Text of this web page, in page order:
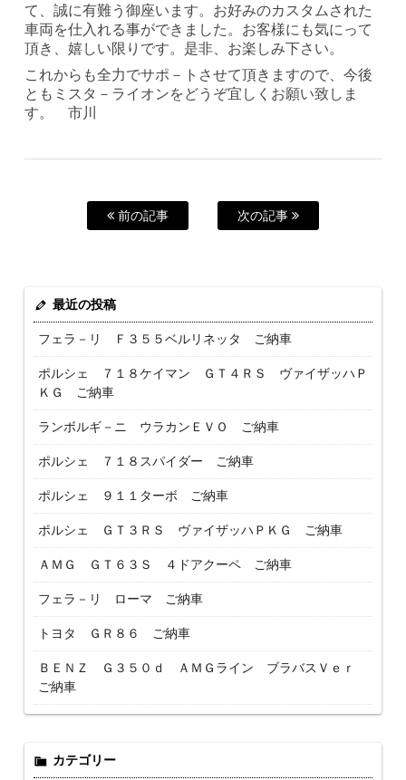
て、誠に有難う御座います。お好みのカスタムされた
車両を仕入れる事ができました。お客様にも気にって
頂き、嬉しい限りです。是非、お楽しみ下さい。
これからも全力でサポ－トさせて頂きますので、今後
ともミスタ－ライオンをどうぞ宜しくお願い致しま
す。 市川
前の記事 次の記事
最近の投稿
フェラ－リ Ｆ３５５ベルリネッタ ご納車
ポルシェ ７１８ケイマン ＧＴ４ＲＳ ヴァイザッハＰ
ＫＧ ご納車
ランボルギ－ニ ウラカンＥＶＯ ご納車
ポルシェ ７１８スパイダー ご納車
ポルシェ ９１１ターボ ご納車
ポルシェ ＧＴ３ＲＳ ヴァイザッハＰＫＧ ご納車
ＡＭＧ ＧＴ６３Ｓ ４ドアクーペ ご納車
フェラ－リ ローマ ご納車
トヨタ ＧＲ８６ ご納車
ＢＥＮＺ Ｇ３５０ｄ ＡＭＧライン ブラバスＶｅｒ
ご納車
カテゴリー